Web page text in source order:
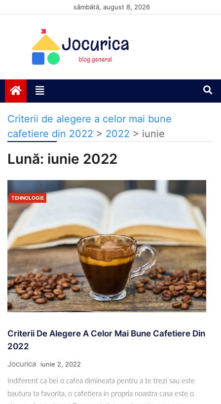
sâmbătă, august 8, 2026
Jocurică blog
Criterii de alegere a celor mai bune
cafetiere din 2022 > 2022 > iunie
Lună: iunie 2022
TEHNOLOGIE
Criterii De Alegere A Celor Mai Bune Cafetiere Din
2022
Jocurica iunie 2, 2022
Indiferent ca bei o cafea dimineata pentru a te trezi sau este
bautura ta favorita, o cafetiera in propria noastra casa este o